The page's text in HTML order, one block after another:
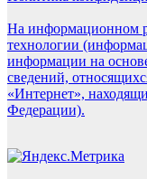
На информационном
технологии
информации на
сведений,
«Интернет»,
Федерации).